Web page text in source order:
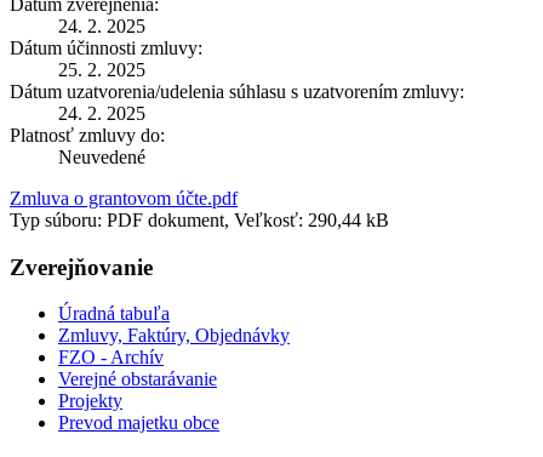
24. 2. 2025
Dátum účinnosti zmluvy:
25. 2. 2025
Dátum uzatvorenia/udelenia súhlasu s uzatvorením zmluvy:
24. 2. 2025
Platnosť zmluvy do:
Neuvedené
Zmluva o grantovom účte.pdf
Typ súboru: PDF dokument, Veľkosť: 290,44 kB
Zverejňovanie
Úradná tabuľa
Zmluvy, Faktúry, Objednávky
FZO - Archív
Verejné obstarávanie
Projekty
Prevod majetku obce